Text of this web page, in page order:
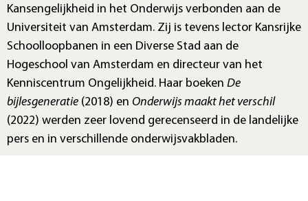
Kansengelijkheid in het Onderwijs verbonden aan de
Universiteit van Amsterdam. Zij is tevens lector Kansrijke
Schoolloopbanen in een Diverse Stad aan de
Hogeschool van Amsterdam en directeur van het
Kenniscentrum Ongelijkheid. Haar boeken De
bijlesgeneratie (2018) en Onderwijs maakt het verschil
(2022) werden zeer lovend gerecenseerd in de landelijke
pers en in verschillende onderwijsvakbladen.